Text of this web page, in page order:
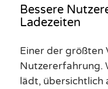
Bessere
Ladezeiten
Einer der größten
Nutzererfahrung.
lädt, übersichtlich